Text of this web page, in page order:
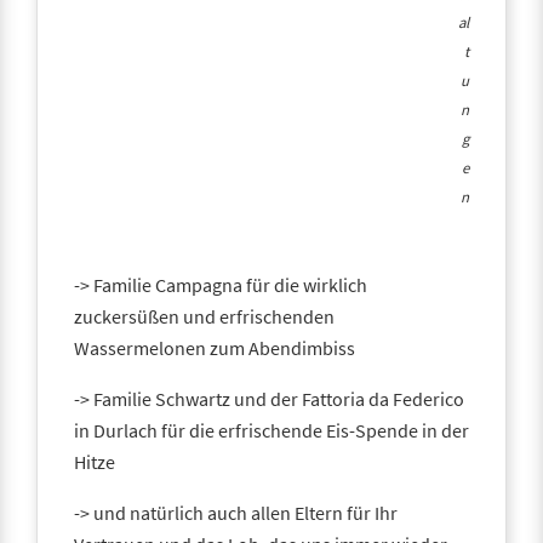
al
t
u
n
g
e
n
-> Familie Campagna für die wirklich
zuckersüßen und erfrischenden
Wassermelonen zum Abendimbiss
-> Familie Schwartz und der Fattoria da Federico
in Durlach für die erfrischende Eis-Spende in der
Hitze
-> und natürlich auch allen Eltern für Ihr